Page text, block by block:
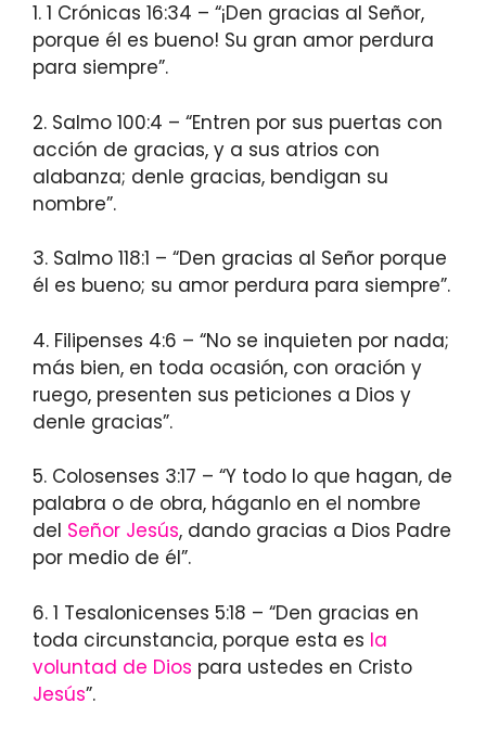
1. 1 Crónicas 16:34 – “¡Den gracias al Señor,
porque él es bueno! Su gran amor perdura
para siempre”.
2. Salmo 100:4 – “Entren por sus puertas con
acción de gracias, y a sus atrios con
alabanza; denle gracias, bendigan su
nombre”.
3. Salmo 118:1 – “Den gracias al Señor porque
él es bueno; su amor perdura para siempre”.
4. Filipenses 4:6 – “No se inquieten por nada;
más bien, en toda ocasión, con oración y
ruego, presenten sus peticiones a Dios y
denle gracias”.
5. Colosenses 3:17 – “Y todo lo que hagan, de
palabra o de obra, háganlo en el nombre
del Señor Jesús, dando gracias a Dios Padre
por medio de él”.
6. 1 Tesalonicenses 5:18 – “Den gracias en
toda circunstancia, porque esta es la
voluntad de Dios para ustedes en Cristo
Jesús”.